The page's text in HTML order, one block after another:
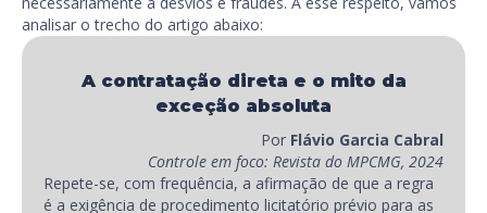
analisar o trecho do artigo abaixo:
A contratação direta e o mito da
exceção absoluta
Por Flávio Garcia Cabral
Controle em foco: Revista do MPCMG, 2024
Repete-se, com frequência, a afirmação de que a regra
é a exigência de procedimento licitatório prévio para as